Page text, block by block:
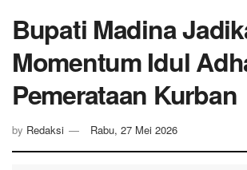
Bupati Madina
Momentum Idul
Pemerataan Kurban
by Redaksi Rabu, 27 Mei 2026